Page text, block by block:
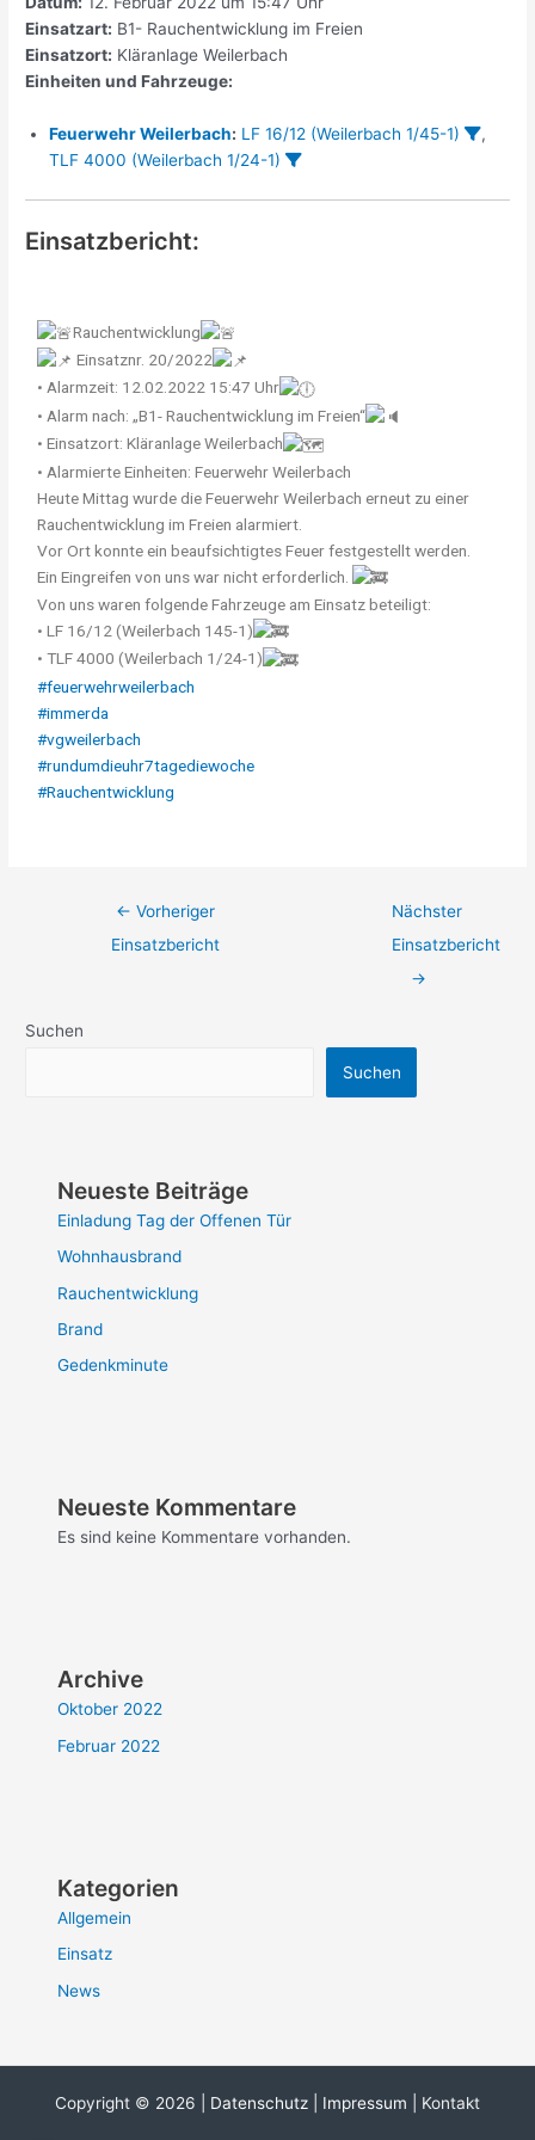
Einsatzart: B1- Rauchentwicklung im Freien
Einsatzort: Kläranlage Weilerbach
Einheiten und Fahrzeuge:
Feuerwehr Weilerbach: LF 16/12 (Weilerbach 1/45-1)
,
TLF 4000 (Weilerbach 1/24-1)
Einsatzbericht:
Rauchentwicklung
Einsatznr. 20/2022
• Alarmzeit: 12.02.2022 15:47 Uhr
• Alarm nach: „B1- Rauchentwicklung im Freien“
• Einsatzort: Kläranlage Weilerbach
• Alarmierte Einheiten: Feuerwehr Weilerbach
Heute Mittag wurde die Feuerwehr Weilerbach erneut zu einer
Rauchentwicklung im Freien alarmiert.
Vor Ort konnte ein beaufsichtigtes Feuer festgestellt werden.
Ein Eingreifen von uns war nicht erforderlich.
Von uns waren folgende Fahrzeuge am Einsatz beteiligt:
• LF 16/12 (Weilerbach 145-1)
• TLF 4000 (Weilerbach 1/24-1)
#feuerwehrweilerbach
#immerda
#vgweilerbach
#rundumdieuhr7tagediewoche
#Rauchentwicklung
← Vorheriger
Einsatzbericht
Nächster
Einsatzbericht
→
Suchen
Suchen
Neueste Beiträge
Einladung Tag der Offenen Tür
Wohnhausbrand
Rauchentwicklung
Brand
Gedenkminute
Neueste Kommentare
Es sind keine Kommentare vorhanden.
Archive
Oktober 2022
Februar 2022
Kategorien
Allgemein
Einsatz
News
Copyright © 2026 | Datenschutz Impressum | Kontakt